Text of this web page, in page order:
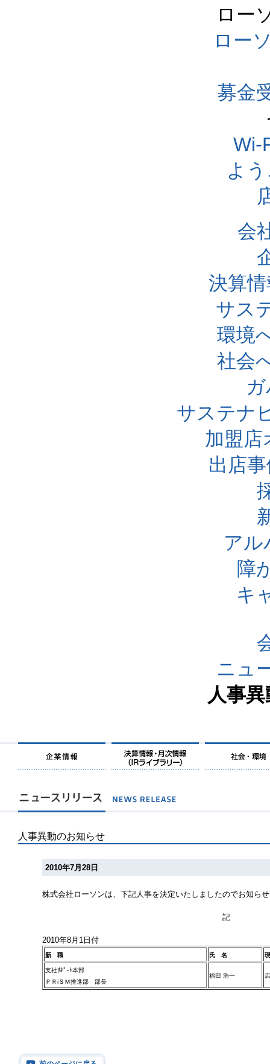
ロー
ロー
募金
Wi-
よ
会
決算
サス
環境
社会
サステナ
加盟店
出店
アル
障
キ
ニュ
人事
人事異動のお知らせ
2010年7月28日
株式会社ローソンは、下記人事を決定いたしましたのでお知ら
記
2010年8月1日付
新 職 氏 名
支社ｻﾎﾟｰﾄ本部
ＰＲiＳＭ推進部 部長
福田 浩一